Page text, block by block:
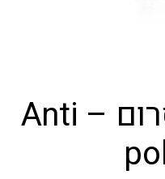
אנטי פולושן סרום – Anti